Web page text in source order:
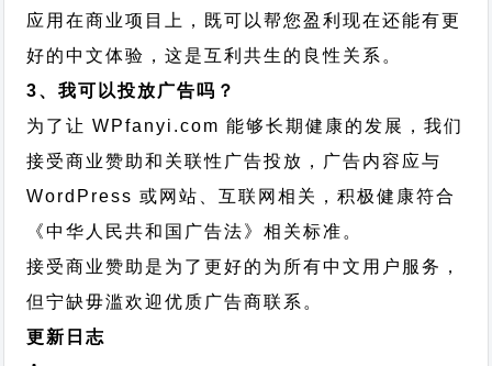
应用在商业项目上，既可以帮您盈利现在还能有更
好的中文体验，这是互利共生的良性关系。
3、我可以投放广告吗？
为了让 WPfanyi.com 能够长期健康的发展，我们
接受商业赞助和关联性广告投放，广告内容应与
WordPress 或网站、互联网相关，积极健康符合
《中华人民共和国广告法》相关标准。
接受商业赞助是为了更好的为所有中文用户服务，
但宁缺毋滥欢迎优质广告商联系。
更新日志